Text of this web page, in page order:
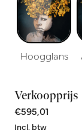
Hoogglans
Verkoopprijs
€595,01
Incl. btw